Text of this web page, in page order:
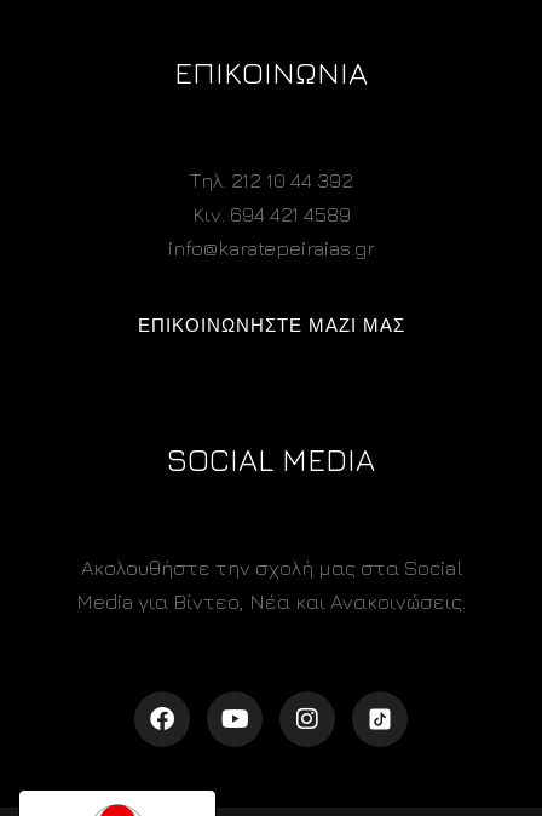
ΕΠΙΚΟΙΝΩΝΙΑ
Τηλ. 212 10 44 392
Κιν. 694 421 4589
info@karatepeiraias.gr
ΕΠΙΚΟΙΝΩΝΗΣΤΕ ΜΑΖΙ ΜΑΣ
SOCIAL MEDIA
Ακολουθήστε την σχολή μας στα Social
Media για Βίντεο, Νέα και Ανακοινώσεις.